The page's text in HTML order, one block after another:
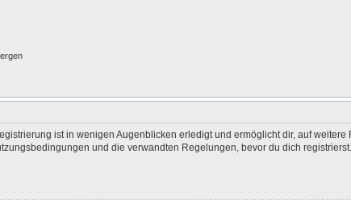
ist in wenigen Augenblicken erledigt und ermöglicht dir, auf
und die verwandten Regelungen, bevor du dich